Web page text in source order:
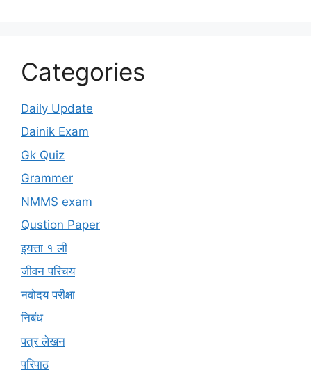
Categories
Daily Update
Dainik Exam
Gk Quiz
Grammer
NMMS exam
Qustion Paper
इयत्ता १ ली
जीवन परिचय
नवोदय परीक्षा
निबंध
पत्र लेखन
परिपाठ